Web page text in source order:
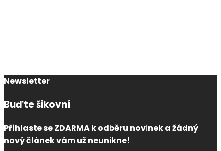
Newsletter
Buďte šikovní
Přihlaste se ZDARMA k odběru novinek a žádný
nový článek vám už neunikne!